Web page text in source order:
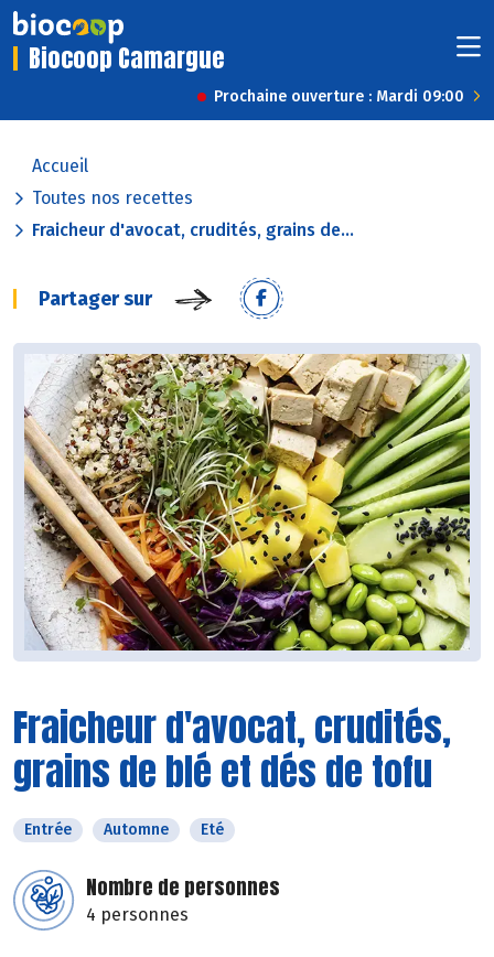
Biocoop Camargue
Prochaine ouverture : Mardi 09:00
Accueil
Toutes nos recettes
Fraicheur d'avocat, crudités, grains de...
Partager sur
Fraicheur d'avocat, crudités,
grains de blé et dés de tofu
Entrée Automne Eté
Nombre de personnes
4 personnes